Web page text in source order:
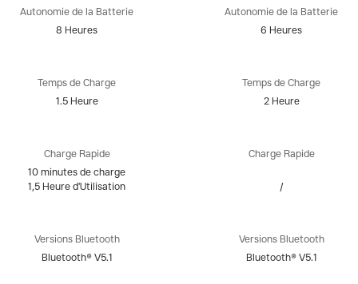
Autonomie de la Batterie
8 Heures
Temps de Charge
1.5 Heure
Charge Rapide
10 minutes de charge
1,5 Heure d'Utilisation
Versions Bluetooth
Bluetooth® V5.1
Autonomie de la Batterie
6 Heures
Temps de Charge
2 Heure
Charge Rapide
/
Versions Bluetooth
Bluetooth® V5.1